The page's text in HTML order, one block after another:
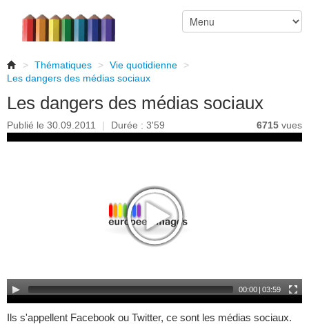
> Thématiques > Vie quotidienne
>
Les dangers des médias sociaux
Les dangers des médias sociaux
Publié le 30.09.2011 | Durée : 3'59 6715 vues
00:00 | 03:59
Ils s'appellent Facebook ou Twitter, ce sont les médias sociaux.